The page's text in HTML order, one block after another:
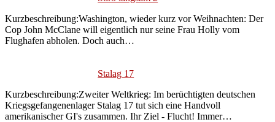
Kurzbeschreibung:Washington, wieder kurz vor Weihnachten: Der
Cop John McClane will eigentlich nur seine Frau Holly vom
Flughafen abholen. Doch auch…
Stalag 17
Kurzbeschreibung:Zweiter Weltkrieg: Im berüchtigten deutschen
Kriegsgefangenenlager Stalag 17 tut sich eine Handvoll
amerikanischer GI's zusammen. Ihr Ziel - Flucht! Immer…